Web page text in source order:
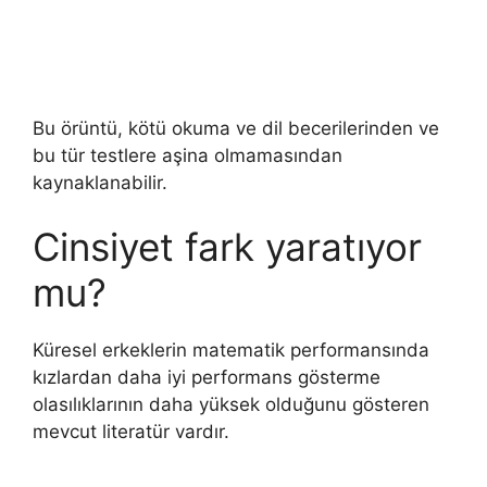
Bu örüntü, kötü okuma ve dil becerilerinden ve
bu tür testlere aşina olmamasından
kaynaklanabilir.
Cinsiyet fark yaratıyor
mu?
Küresel erkeklerin matematik performansında
kızlardan daha iyi performans gösterme
olasılıklarının daha yüksek olduğunu gösteren
mevcut literatür vardır.